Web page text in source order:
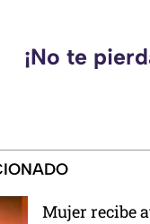
¡No te
Mujer recibe